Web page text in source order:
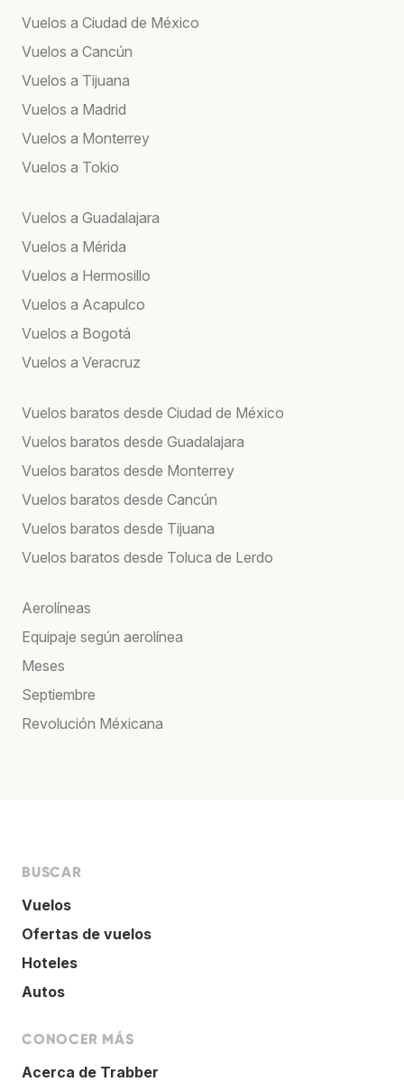
Vuelos a Ciudad de México
Vuelos a Cancún
Vuelos a Tijuana
Vuelos a Madrid
Vuelos a Monterrey
Vuelos a Tokio
Vuelos a Guadalajara
Vuelos a Mérida
Vuelos a Hermosillo
Vuelos a Acapulco
Vuelos a Bogotá
Vuelos a Veracruz
Vuelos baratos desde Ciudad de México
Vuelos baratos desde Guadalajara
Vuelos baratos desde Monterrey
Vuelos baratos desde Cancún
Vuelos baratos desde Tijuana
Vuelos baratos desde Toluca de Lerdo
Aerolíneas
Equipaje según aerolínea
Meses
Septiembre
Revolución Méxicana
BUSCAR
Vuelos
Ofertas de vuelos
Hoteles
Autos
CONOCER MÁS
Acerca de Trabber